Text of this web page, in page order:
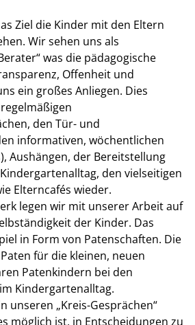
Ziel die Kinder mit den Eltern
Wir sehen uns als
was die pädagogische
Offenheit und
ein großes Anliegen. Dies
den Tür- und
informativen, wöchentlichen
Aushängen, der Bereitstellung
den vielseitigen
Elterncafés wieder.
legen wir mit unserer Arbeit auf
der Kinder. Das
in Form von Patenschaften. Die
für die kleinen, neuen
Patenkindern bei den
Kindergartenalltag.
unseren „Kreis-Gesprächen“
möglich ist, in Entscheidungen zu